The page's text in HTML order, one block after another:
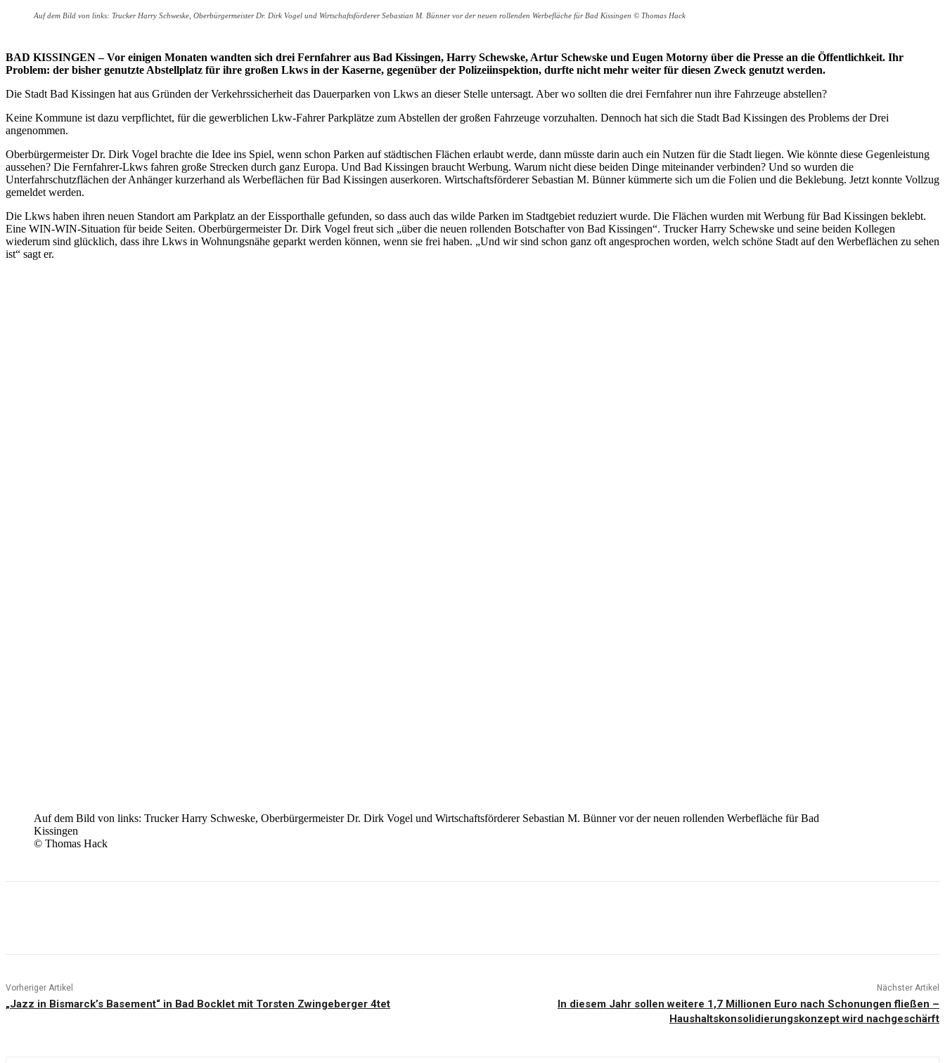
Auf dem Bild von links: Trucker Harry Schweske, Oberbürgermeister Dr. Dirk Vogel und Wirtschaftsförderer Sebastian M. Bünner vor der neuen rollenden Werbefläche für Bad Kissingen © Thomas Hack
BAD KISSINGEN – Vor einigen Monaten wandten sich drei Fernfahrer aus Bad Kissingen, Harry Schewske, Artur Schewske und Eugen Motorny über die Presse an die Öffentlichkeit. Ihr
Problem: der bisher genutzte Abstellplatz für ihre großen Lkws in der Kaserne, gegenüber der Polizeiinspektion, durfte nicht mehr weiter für diesen Zweck genutzt werden.
Die Stadt Bad Kissingen hat aus Gründen der Verkehrssicherheit das Dauerparken von Lkws an dieser Stelle untersagt. Aber wo sollten die drei Fernfahrer nun ihre Fahrzeuge abstellen?
Keine Kommune ist dazu verpflichtet, für die gewerblichen Lkw-Fahrer Parkplätze zum Abstellen der großen Fahrzeuge vorzuhalten. Dennoch hat sich die Stadt Bad Kissingen des Problems der Drei
angenommen.
Oberbürgermeister Dr. Dirk Vogel brachte die Idee ins Spiel, wenn schon Parken auf städtischen Flächen erlaubt werde, dann müsste darin auch ein Nutzen für die Stadt liegen. Wie könnte diese Gegenleistung
aussehen? Die Fernfahrer-Lkws fahren große Strecken durch ganz Europa. Und Bad Kissingen braucht Werbung. Warum nicht diese beiden Dinge miteinander verbinden? Und so wurden die
Unterfahrschutzflächen der Anhänger kurzerhand als Werbeflächen für Bad Kissingen auserkoren. Wirtschaftsförderer Sebastian M. Bünner kümmerte sich um die Folien und die Beklebung. Jetzt konnte Vollzug
gemeldet werden.
Die Lkws haben ihren neuen Standort am Parkplatz an der Eissporthalle gefunden, so dass auch das wilde Parken im Stadtgebiet reduziert wurde. Die Flächen wurden mit Werbung für Bad Kissingen beklebt.
Eine WIN-WIN-Situation für beide Seiten. Oberbürgermeister Dr. Dirk Vogel freut sich „über die neuen rollenden Botschafter von Bad Kissingen“. Trucker Harry Schewske und seine beiden Kollegen
wiederum sind glücklich, dass ihre Lkws in Wohnungsnähe geparkt werden können, wenn sie frei haben. „Und wir sind schon ganz oft angesprochen worden, welch schöne Stadt auf den Werbeflächen zu sehen
ist“ sagt er.
Auf dem Bild von links: Trucker Harry Schweske, Oberbürgermeister Dr. Dirk Vogel und Wirtschaftsförderer Sebastian M. Bünner vor der neuen rollenden Werbefläche für Bad
Kissingen
© Thomas Hack
Vorheriger Artikel
„Jazz in Bismarck’s Basement“ in Bad Bocklet mit Torsten Zwingeberger 4tet
Nächster Artikel
In diesem Jahr sollen weitere 1,7 Millionen Euro nach Schonungen fließen –
Haushaltskonsolidierungskonzept wird nachgeschärft